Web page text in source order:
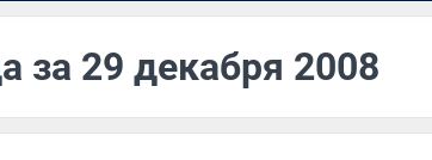
за 29 декабря 2008